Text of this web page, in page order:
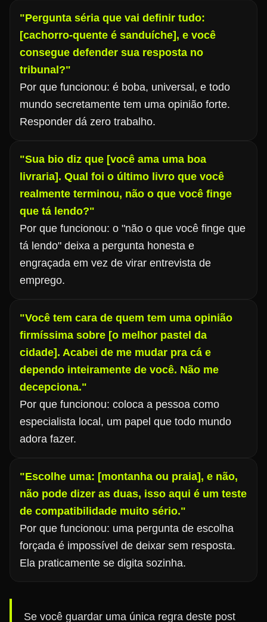
"Pergunta séria que vai definir tudo:
[cachorro-quente é sanduíche], e você
consegue defender sua resposta no
tribunal?"
Por que funcionou: é boba, universal, e todo
mundo secretamente tem uma opinião forte.
Responder dá zero trabalho.
"Sua bio diz que [você ama uma boa
livraria]. Qual foi o último livro que você
realmente terminou, não o que você finge
que tá lendo?"
Por que funcionou: o "não o que você finge que
tá lendo" deixa a pergunta honesta e
engraçada em vez de virar entrevista de
emprego.
"Você tem cara de quem tem uma opinião
firmíssima sobre [o melhor pastel da
cidade]. Acabei de me mudar pra cá e
dependo inteiramente de você. Não me
decepciona."
Por que funcionou: coloca a pessoa como
especialista local, um papel que todo mundo
adora fazer.
"Escolhe uma: [montanha ou praia], e não,
não pode dizer as duas, isso aqui é um teste
de compatibilidade muito sério."
Por que funcionou: uma pergunta de escolha
forçada é impossível de deixar sem resposta.
Ela praticamente se digita sozinha.
Se você guardar uma única regra deste post